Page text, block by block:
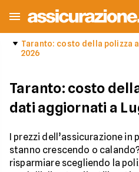
Taranto: costo della polizza
2026
Taranto: costo
dati aggiornati a
I prezzi dell’assicurazione in
stanno crescendo o
risparmiare scegliendo la